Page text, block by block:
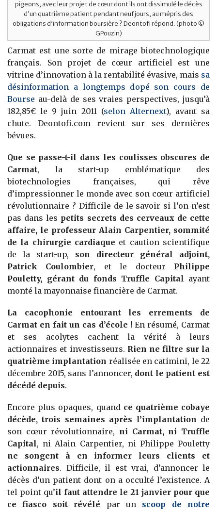
pigeons, avec leur projet de cœur dont ils ont dissimulé le décès
d’un quatrième patient pendant neuf jours, au mépris des
obligations d’information boursière ? Deontofi répond. (photo ©
GPouzin)
Carmat est une sorte de mirage biotechnologique
français. Son projet de cœur artificiel est une
vitrine d’innovation à la rentabilité évasive, mais sa
désinformation a longtemps dopé son cours de
Bourse au-delà de ses vraies perspectives, jusqu’à
182,85€ le 9 juin 2011 (selon Alternext), avant sa
chute. Deontofi.com revient sur ses dernières
bévues.
Que se passe-t-il dans les coulisses obscures de
Carmat, la start-up emblématique des
biotechnologies françaises, qui rêve
d’impressionner le monde avec son cœur artificiel
révolutionnaire ? Difficile de le savoir si l’on n’est
pas dans les petits secrets des cerveaux de cette
affaire, le professeur Alain Carpentier, sommité
de la chirurgie cardiaque et caution scientifique
de la start-up, son directeur général adjoint,
Patrick Coulombier, et le docteur Philippe
Pouletty, gérant du fonds Truffle Capital ayant
monté la mayonnaise financière de Carmat.
La cacophonie entourant les errements de
Carmat en fait un cas d’école !En résumé, Carmat
et ses acolytes cachent la vérité à leurs
actionnaires et investisseurs. Rien ne filtre sur la
quatrième implantation réalisée en catimini, le 22
décembre 2015, sans l’annoncer, dont le patient est
décédé depuis.
Encore plus opaques, quand ce quatrième cobaye
décède, trois semaines après l’implantation de
son cœur révolutionnaire, ni Carmat, ni Truffle
Capital, ni Alain Carpentier, ni Philippe Pouletty
ne songent à en informer leurs clients et
actionnaires. Difficile, il est vrai, d’annoncer le
décès d’un patient dont on a occulté l’existence. A
tel point qu’il faut attendre le 21 janvier pour que
ce fiasco soit révélé par un scoop de notre